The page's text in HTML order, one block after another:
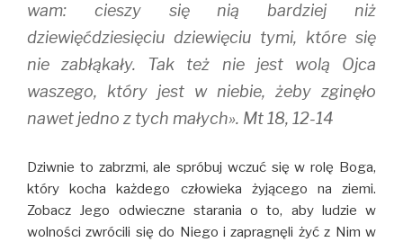
wam: cieszy się nią bardziej niż
dziewięćdziesięciu dziewięciu tymi, które się
nie zabłąkały. Tak też nie jest wolą Ojca
waszego, który jest w niebie, żeby zginęło
nawet jedno z tych małych». Mt 18, 12-14
Dziwnie to zabrzmi, ale spróbuj wczuć się w rolę Boga,
który kocha każdego człowieka żyjącego na ziemi.
Zobacz Jego odwieczne starania o to, aby ludzie w
wolności zwrócili się do Niego i zapragnęli żyć z Nim w